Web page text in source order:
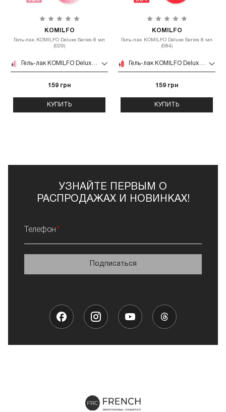
KOMILFO
Гель-лак KOMILFO Deluxe Series 8 мл
(029)
Гель-лак KOMILFO Deluxe Series 8 мл (029)
159 грн
КУПИТЬ
KOMILFO
Гель-лак KOMILFO Deluxe Series 8 мл
(084)
Гель-лак KOMILFO Deluxe Series 8 мл (084)
159 грн
КУПИТЬ
УЗНАЙТЕ ПЕРВЫМ О
РАСПРОДАЖАХ И НОВИНКАХ!
Телефон
Подписаться